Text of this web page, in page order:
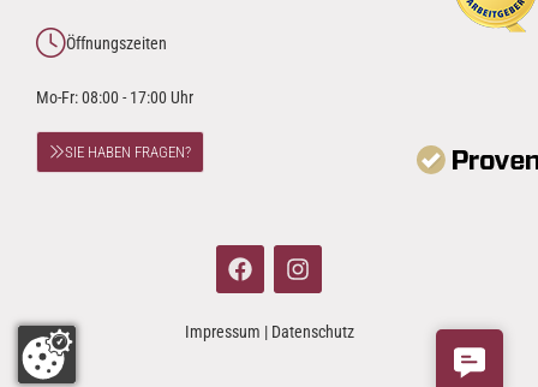
Öffnungszeiten
Mo-Fr: 08:00 - 17:00 Uhr
SIE HABEN FRAGEN?
Impressum | Datenschutz
Contact